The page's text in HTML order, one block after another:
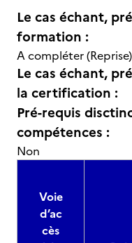
Le cas échant,
formation :
A compléter (Reprise)
Le cas échant,
la certification :
Pré-requis
compétences :
Non
Voie
d’ac
cès